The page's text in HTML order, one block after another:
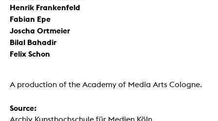
Henrik Frankenfeld
Fabian Epe
Joscha Ortmeier
Bilal Bahadir
Felix Schon
A production of the Academy of Media Arts Cologne.
Source: